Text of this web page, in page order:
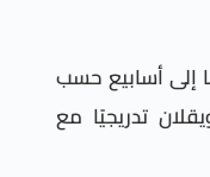
إلى أسابيع حسب
تدريجيًا مع